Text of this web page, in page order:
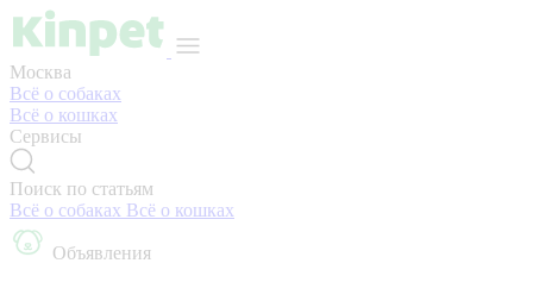
Москва
Всё о собаках
Всё о кошках
Сервисы
Поиск по статьям
Всё о собаках Всё о кошках
Объявления